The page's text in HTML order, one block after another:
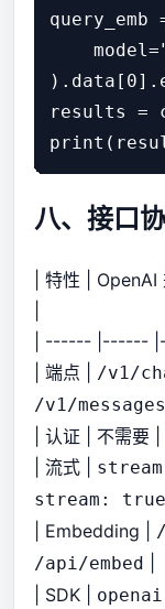
results =
八、接口
| 特性 |
| ------ |------
| 端点 |
/v1/
/v1/messages
| 认证 | 不需要
| 流式 |
stream: true
| Embedding |
/api/embed
| SDK | openai